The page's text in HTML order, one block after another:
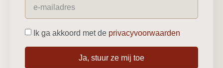
Ik ga akkoord met de privacyvoorwaarden
Ja, stuur ze mij toe